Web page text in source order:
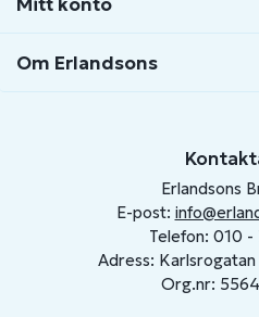
Om Erlandsons
Erlandsons
E-post:
Telefon: 010
Adress:
Org.nr: